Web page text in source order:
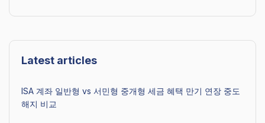
Latest articles
ISA 계좌 일반형 vs 서민형 중개형 세금 혜택 만기 연장 중도
해지 비교